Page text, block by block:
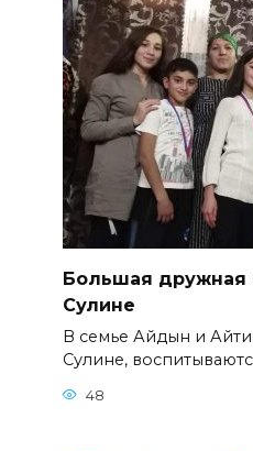
Большая дружная
Сулине
В семье Айдын и
Сулине,
48